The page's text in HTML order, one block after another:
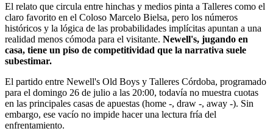
El relato que circula entre hinchas y medios pinta a Talleres como el
claro favorito en el Coloso Marcelo Bielsa, pero los números
históricos y la lógica de las probabilidades implícitas apuntan a una
realidad menos cómoda para el visitante. Newell's, jugando en
casa, tiene un piso de competitividad que la narrativa suele
subestimar.
El partido entre Newell's Old Boys y Talleres Córdoba, programado
para el domingo 26 de julio a las 20:00, todavía no muestra cuotas
en las principales casas de apuestas (home -, draw -, away -). Sin
embargo, ese vacío no impide hacer una lectura fría del
enfrentamiento.